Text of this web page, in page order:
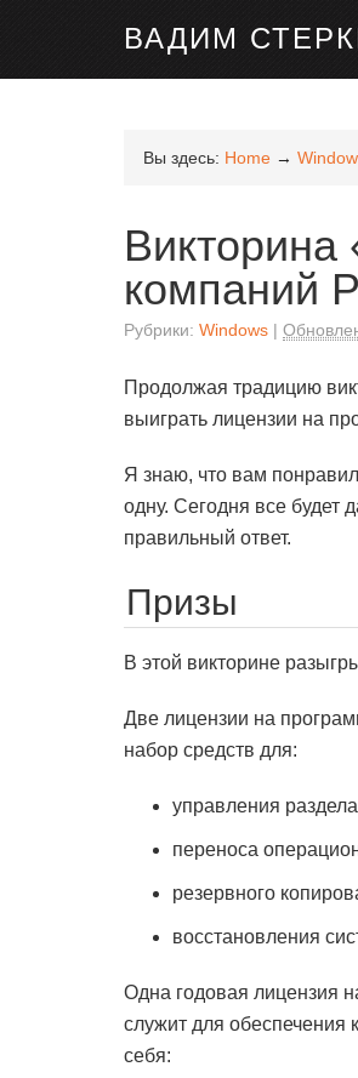
ВАДИМ
Вы здесь: Home →
Викторина
компаний
Рубрики: Windows
Продолжая традицию
выиграть лицензии на
Я знаю, что вам
одну. Сегодня все будет
правильный ответ.
Призы
В этой викторине
Две лицензии на
набор средств для:
управления
переноса
резервного
восстановления
Одна годовая лицензия
служит для обеспечения
себя: